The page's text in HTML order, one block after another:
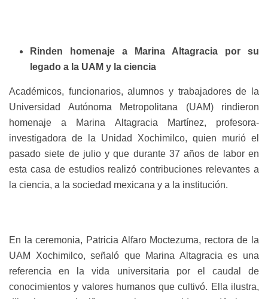
Rinden homenaje a Marina Altagracia por su
legado a la UAM y la ciencia
Académicos, funcionarios, alumnos y trabajadores de la
Universidad Autónoma Metropolitana (UAM) rindieron
homenaje a Marina Altagracia Martínez, profesora-
investigadora de la Unidad Xochimilco, quien murió el
pasado siete de julio y que durante 37 años de labor en
esta casa de estudios realizó contribuciones relevantes a
la ciencia, a la sociedad mexicana y a la institución.
En la ceremonia, Patricia Alfaro Moctezuma, rectora de la
UAM Xochimilco, señaló que Marina Altagracia es una
referencia en la vida universitaria por el caudal de
conocimientos y valores humanos que cultivó. Ella ilustra,